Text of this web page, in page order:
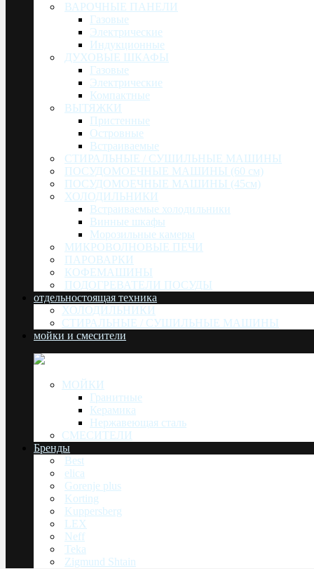
ВАРОЧНЫЕ ПАНЕЛИ
Газовые
Электрические
Индукционные
ДУХОВЫЕ ШКАФЫ
Газовые
Электрические
Компактные
ВЫТЯЖКИ
Пристенные
Островные
Встраиваемые
СТИРАЛЬНЫЕ / СУШИЛЬНЫЕ МАШИНЫ
ПОСУДОМОЕЧНЫЕ МАШИНЫ (60 см)
ПОСУДОМОЕЧНЫЕ МАШИНЫ (45см)
ХОЛОДИЛЬНИКИ
Встраиваемые холодильники
Винные шкафы
Морозильные камеры
МИКРОВОЛНОВЫЕ ПЕЧИ
ПАРОВАРКИ
КОФЕМАШИНЫ
ПОДОГРЕВАТЕЛИ ПОСУДЫ
отдельностоящая техника
ХОЛОДИЛЬНИКИ
СТИРАЛЬНЫЕ / СУШИЛЬНЫЕ МАШИНЫ
мойки и смесители
МОЙКИ
Гранитные
Керамика
Нержавеющая сталь
СМЕСИТЕЛИ
Бренды
Best
elica
Gorenje plus
Korting
Kuppersberg
LEX
Neff
Teka
Zigmund Shtain